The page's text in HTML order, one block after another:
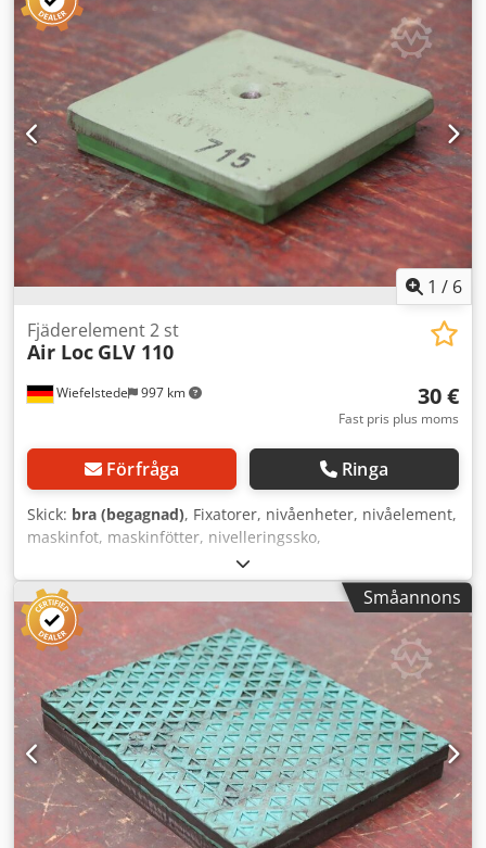
Max. höjd: 90 mm - Antal: 6 stycken - Pris: per styck - Mått:
245/110/H85 mm - Vikt: 11,1 kg/styck
1 / 6
Wiefelstede 997 km
Fjäderelement 2 st
Air Loc GLV 110
30 €
Fast pris plus moms
Förfråga Ringa
Skick: bra (begagnad), Fixatorer, nivåenheter, nivåelement,
maskinfot, maskinfötter, nivelleringssko,
maskinfundament, nivelleringssko, kilskor, maskinstöd,
nivelleringsfot, fjäderelement -Tillverkare: Air Loc, 2 st
nivåelement för verktygsmaskiner och anläggningar -Typ:
GLV 110 -Bygghöjd: 25 mm -Avlämning/pris: komplett -Mått
vardera: 125/125/H25 mm Dkedpfxsv Rmp Io Ahker -Vikt:
1,2 kg/st
Småannons